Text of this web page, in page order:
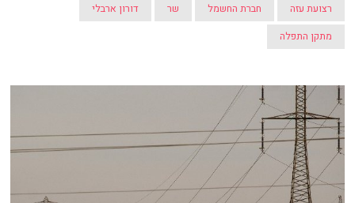
רצועת עזה חברת החשמל שר
דורון ארבלי
מתקן התפלה